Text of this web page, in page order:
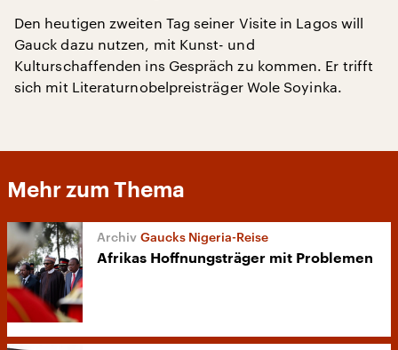
Den heutigen zweiten Tag seiner Visite in Lagos will
Gauck dazu nutzen, mit Kunst- und
Kulturschaffenden ins Gespräch zu kommen. Er trifft
sich mit Literaturnobelpreisträger Wole Soyinka.
Mehr zum Thema
Gaucks Nigeria-Reise
Afrikas Hoffnungsträger mit Problemen